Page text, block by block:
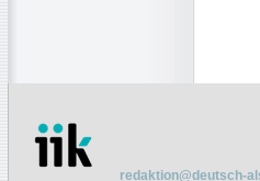
redaktion@deutsch-